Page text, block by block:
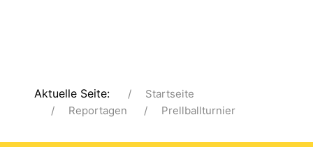
Aktuelle Seite:
Startseite
Reportagen
Prellballturnier